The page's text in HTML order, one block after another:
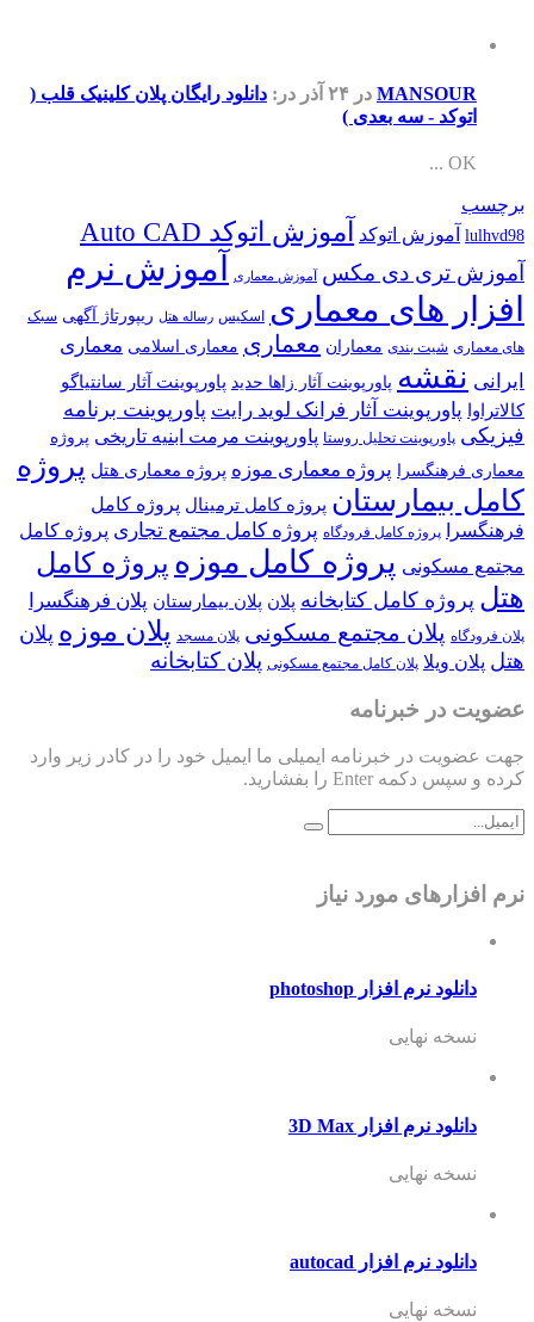
MANSOUR در ۲۴ آذر در: دانلود رایگان پلان کلینیک قلب (
اتوکد - سه بعدی )
OK ...
برچسب
lulhvd98 آموزش اتوکد آموزش اتوکد Auto CAD
آموزش تری دی مکس آموزش معماری
آموزش نرم
افزار های معماری اسکیس رساله هتل ریپورتاژ آگهی سبک
های معماری شیت بندی معماران معماری معماری اسلامی معماری
ایرانی نقشه پاورپوینت آثار زاها حدید پاورپوینت آثار سانتیاگو
کالاتراوا
پاورپوینت آثار فرانک لوید رایت پاورپوینت برنامه
فیزیکی پاورپوینت تحلیل روستا پاورپوینت مرمت ابنیه تاریخی پروژه
معماری فرهنگسرا
پروژه معماری موزه پروژه معماری هتل پروژه
کامل بیمارستان پروژه کامل ترمینال پروژه کامل
فرهنگسرا
پروژه کامل فرودگاه پروژه کامل مجتمع تجاری پروژه کامل
مجتمع مسکونی پروژه کامل موزه پروژه کامل
هتل پروژه کامل کتابخانه پلان پلان بیمارستان پلان فرهنگسرا
پلان فرودگاه پلان مجتمع مسکونی پلان مسجد پلان موزه پلان
هتل پلان ویلا پلان کامل مجتمع مسکونی پلان کتابخانه
عضویت در خبرنامه
جهت عضویت در خبرنامه ایمیلی ما ایمیل خود را در کادر زیر وارد
کرده و سپس دکمه Enter را بفشارید.
نرم افزارهای مورد نیاز
دانلود نرم افزار photoshop
نسخه نهایی
دانلود نرم افزار 3D Max
نسخه نهایی
دانلود نرم افزار autocad
نسخه نهایی